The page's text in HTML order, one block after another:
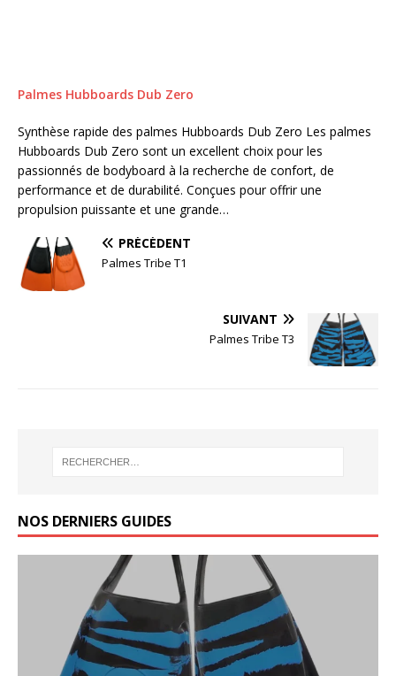
Palmes Hubboards Dub Zero
Synthèse rapide des palmes Hubboards Dub Zero Les palmes
Hubboards Dub Zero sont un excellent choix pour les
passionnés de bodyboard à la recherche de confort, de
performance et de durabilité. Conçues pour offrir une
propulsion puissante et une grande…
PRÉCÉDENT
Palmes Tribe T1
SUIVANT
Palmes Tribe T3
NOS DERNIERS GUIDES